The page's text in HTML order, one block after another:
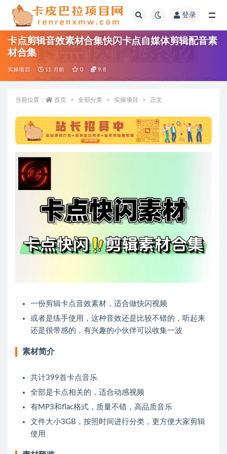
登录
卡点剪辑音效素材合集快闪卡点自媒体剪辑配音素
材合集
实操项目 11 月前 0 9.8
当前位置： 首页 全部分类 实操项目 正文
一份剪辑卡点音效素材，适合做快闪视频
或者是练手使用，这种音效还是比较不错的，听起来
还是很带感的，有兴趣的小伙伴可以收集一波
素材简介
共计399首卡点音乐
全部是卡点相关的，适合动感视频
有MP3和flac格式，质量不错，高品质音乐
文件大小3GB，按照时间进行分类，更方便大家剪辑
使用
全部